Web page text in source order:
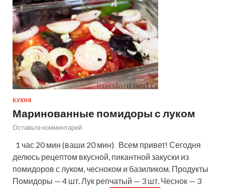
КУХНЯ
Маринованные помидоры с луком
Оставьте комментарий
1 час 20 мин (ваши 20 мин) Всем привет! Сегодня
делюсь рецептом вкусной, пикантной закуски из
помидоров с луком, чесноком и базиликом. Продукты
Помидоры — 4 шт. Лук репчатый — 3 шт. Чеснок — 3